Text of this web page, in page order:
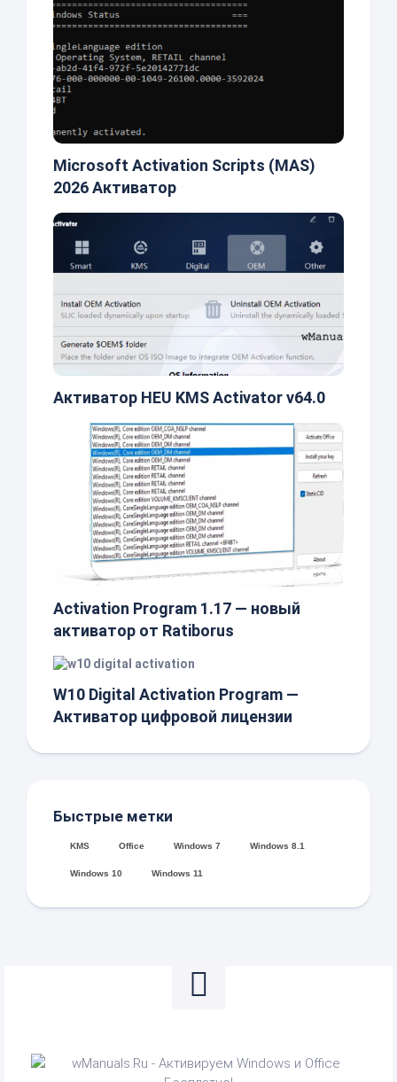
Microsoft Activation Scripts (MAS)
2026 Активатор
Активатор HEU KMS Activator v64.0
Activation Program 1.17 — новый
активатор от Ratiborus
W10 Digital Activation Program —
Активатор цифровой лицензии
Быстрые метки
KMS Office Windows 7 Windows 8.1
Windows 10 Windows 11